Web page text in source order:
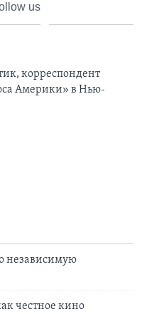
us
корреспондент
Америки» в Нью-
независимую
честное кино